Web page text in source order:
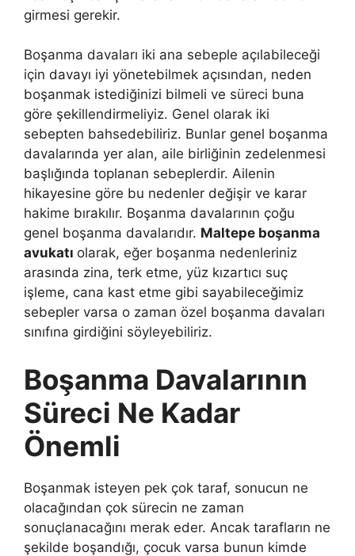
girmesi gerekir.
Boşanma davaları iki ana sebeple açılabileceği
için davayı iyi yönetebilmek açısından, neden
boşanmak istediğinizi bilmeli ve süreci buna
göre şekillendirmeliyiz. Genel olarak iki
sebepten bahsedebiliriz. Bunlar genel boşanma
davalarında yer alan, aile birliğinin zedelenmesi
başlığında toplanan sebeplerdir. Ailenin
hikayesine göre bu nedenler değişir ve karar
hakime bırakılır. Boşanma davalarının çoğu
genel boşanma davalarıdır. Maltepe boşanma
avukatı olarak, eğer boşanma nedenleriniz
arasında zina, terk etme, yüz kızartıcı suç
işleme, cana kast etme gibi sayabileceğimiz
sebepler varsa o zaman özel boşanma davaları
sınıfına girdiğini söyleyebiliriz.
Boşanma Davalarının
Süreci Ne Kadar
Önemli
Boşanmak isteyen pek çok taraf, sonucun ne
olacağından çok sürecin ne zaman
sonuçlanacağını merak eder. Ancak tarafların ne
şekilde boşandığı, çocuk varsa bunun kimde